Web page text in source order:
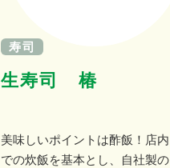
寿司
生寿司 椿
美味しいポイントは酢飯！店内
での炊飯を基本とし、自社製の